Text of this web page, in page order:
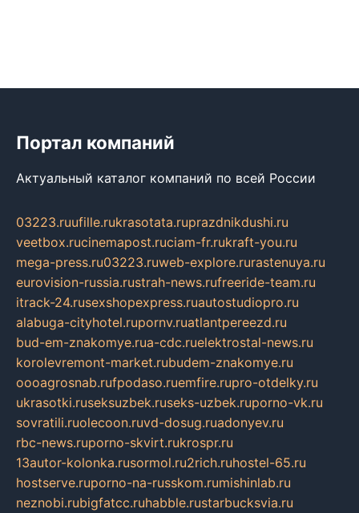
Портал компаний
Актуальный каталог компаний по всей России
03223.ruufille.rukrasotata.ruprazdnikdushi.ru
veetbox.rucinemapost.ruciam-fr.rukraft-you.ru
mega-press.ru03223.ruweb-explore.rurastenuya.ru
eurovision-russia.rustrah-news.rufreeride-team.ru
itrack-24.rusexshopexpress.ruautostudiopro.ru
alabuga-cityhotel.rupornv.ruatlantpereezd.ru
bud-em-znakomye.rua-cdc.ruelektrostal-news.ru
korolevremont-market.rubudem-znakomye.ru
oooagrosnab.rufpodaso.ruemfire.rupro-otdelky.ru
ukrasotki.ruseksuzbek.ruseks-uzbek.ruporno-vk.ru
sovratili.ruolecoon.ruvd-dosug.ruadonyev.ru
rbc-news.ruporno-skvirt.rukrospr.ru
13autor-kolonka.rusormol.ru2rich.ruhostel-65.ru
hostserve.ruporno-na-russkom.rumishinlab.ru
neznobi.rubigfatcc.ruhabble.rustarbucksvia.ru